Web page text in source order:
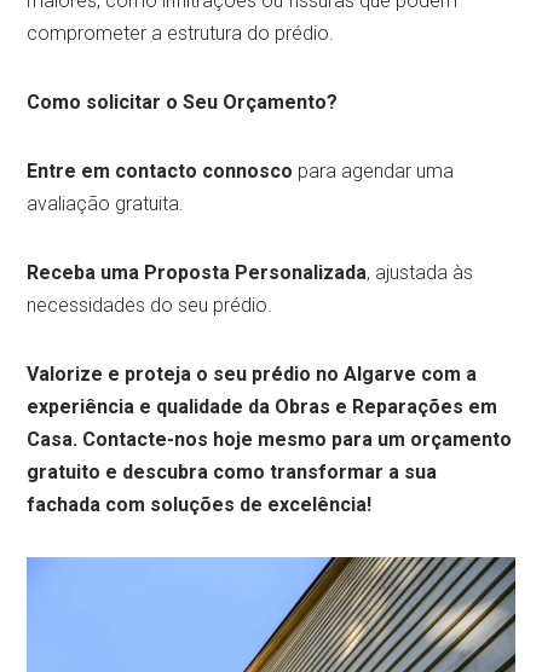
comprometer a estrutura do prédio.
Como solicitar o Seu Orçamento?
Entre em contacto connosco para agendar uma
avaliação gratuita.
Receba uma Proposta Personalizada, ajustada às
necessidades do seu prédio.
Valorize e proteja o seu prédio no Algarve com a
experiência e qualidade da Obras e Reparações em
Casa. Contacte-nos hoje mesmo para um orçamento
gratuito e descubra como transformar a sua
fachada com soluções de excelência!